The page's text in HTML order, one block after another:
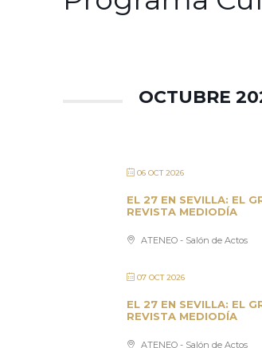
OCTUBRE
06 OCT 2026
EL 27 EN SEVILLA: EL
REVISTA MEDIODÍA
ATENEO - Salón de Actos
07 OCT 2026
EL 27 EN SEVILLA: EL
REVISTA MEDIODÍA
ATENEO - Salón de Actos